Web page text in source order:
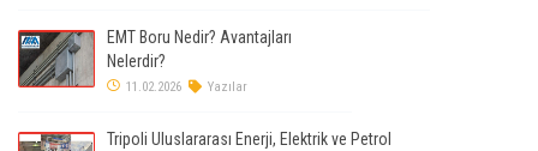
EMT Boru Nedir? Avantajları
Nelerdir?
11.02.2026 Yazılar
Tripoli Uluslararası Enerji, Elektrik ve Petrol